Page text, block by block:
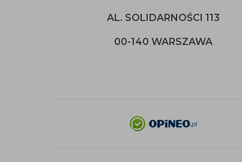
AL. SOLIDARNOŚCI 113
00-140 WARSZAWA